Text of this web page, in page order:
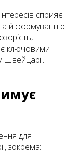
сприяє
а й формуванню
є ключовими
Швейцарії.
для
зокрема: